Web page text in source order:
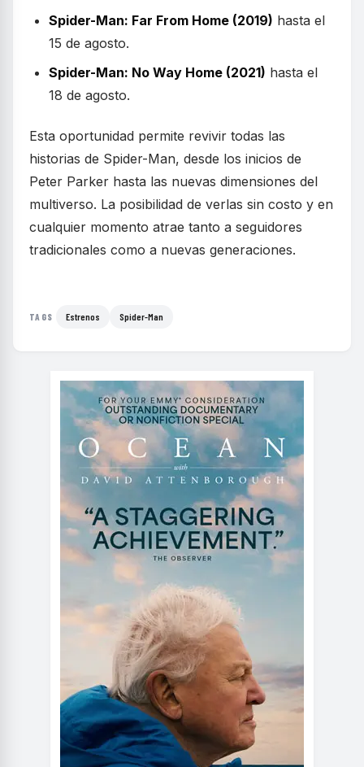
Spider-Man: Far From Home (2019) hasta el
15 de agosto.
Spider-Man: No Way Home (2021) hasta el
18 de agosto.
Esta oportunidad permite revivir todas las
historias de Spider-Man, desde los inicios de
Peter Parker hasta las nuevas dimensiones del
multiverso. La posibilidad de verlas sin costo y en
cualquier momento atrae tanto a seguidores
tradicionales como a nuevas generaciones.
TAGS Estrenos Spider-Man